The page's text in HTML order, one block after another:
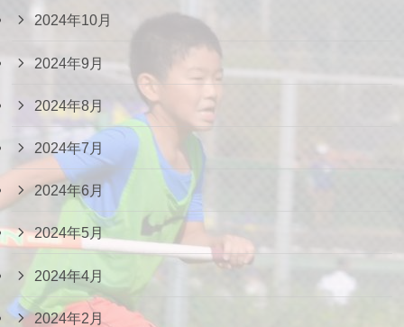
2024年10月
2024年9月
2024年8月
2024年7月
2024年6月
2024年5月
2024年4月
2024年2月